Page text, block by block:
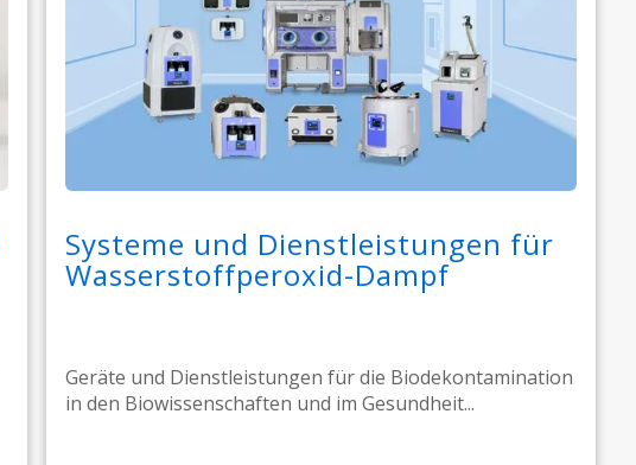
Systeme und Dienstleistungen für
Wasserstoffperoxid-Dampf
Geräte und Dienstleistungen für die Biodekontamination
in den Biowissenschaften und im Gesundheit...